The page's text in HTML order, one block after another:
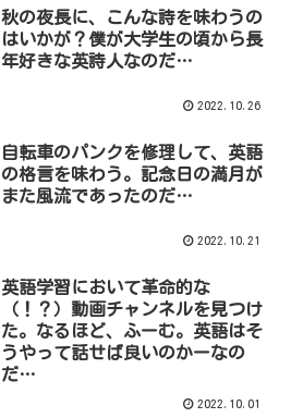
秋の夜長に、こんな詩を味わうの
はいかが？僕が大学生の頃から長
年好きな英詩人なのだ…
2022.10.26
自転車のパンクを修理して、英語
の格言を味わう。記念日の満月が
また風流であったのだ…
2022.10.21
英語学習において革命的な
（！？）動画チャンネルを見つけ
た。なるほど、ふーむ。英語はそ
うやって話せば良いのかーなの
だ…
2022.10.01